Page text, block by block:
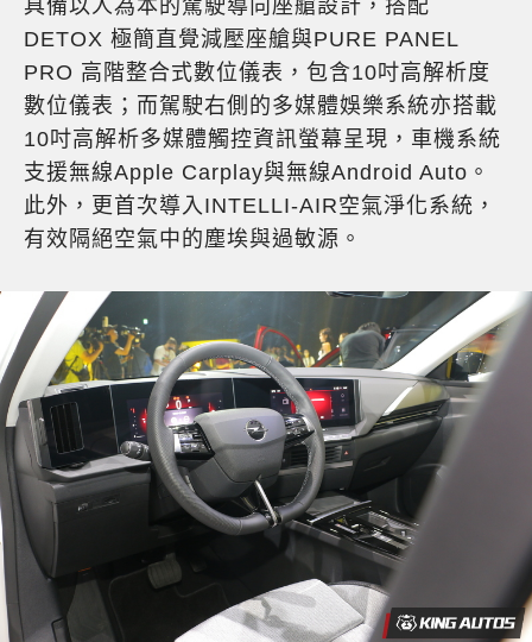
具備以人為本的駕駛導向座艙設計，搭配
DETOX 極簡直覺減壓座艙與PURE PANEL
PRO 高階整合式數位儀表，包含10吋高解析度
數位儀表；而駕駛右側的多媒體娛樂系統亦搭載
10吋高解析多媒體觸控資訊螢幕呈現，車機系統
支援無線Apple Carplay與無線Android Auto。
此外，更首次導入INTELLI-AIR空氣淨化系統，
有效隔絕空氣中的塵埃與過敏源。